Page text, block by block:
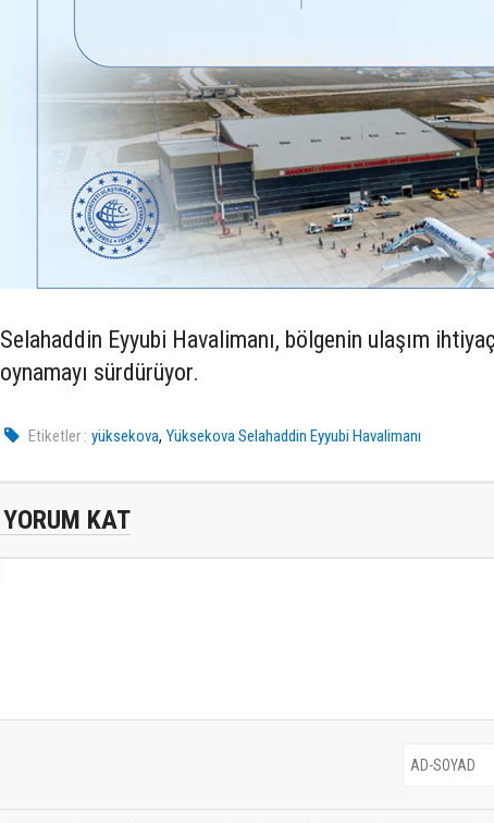
Selahaddin Eyyubi Havalimanı, bölgenin ulaşım
oynamayı sürdürüyor.
Etiketler : yüksekova,Yüksekova Selahaddin Eyyubi Havalimanı
YORUM KAT